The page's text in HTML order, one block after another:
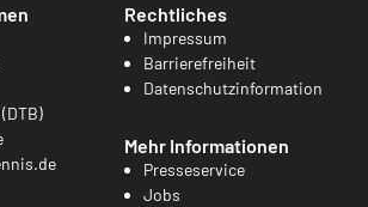
Rechtliches
Impressum
Barrierefreiheit
Datenschutzinformation
Mehr Informationen
Presseservice
Jobs